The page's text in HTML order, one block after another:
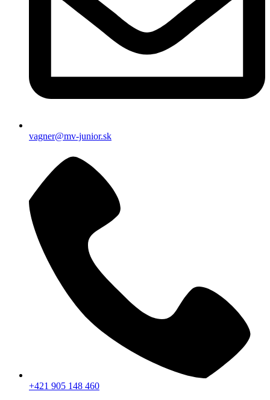
vagner@mv-junior.sk
+421 905 148 460